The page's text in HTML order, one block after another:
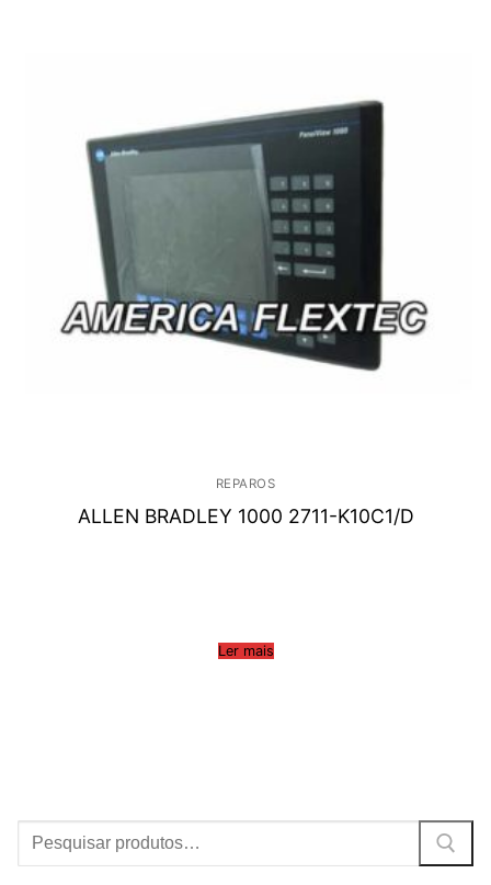
REPAROS
ALLEN BRADLEY 1000 2711-K10C1/D
Ler mais
Procurar: